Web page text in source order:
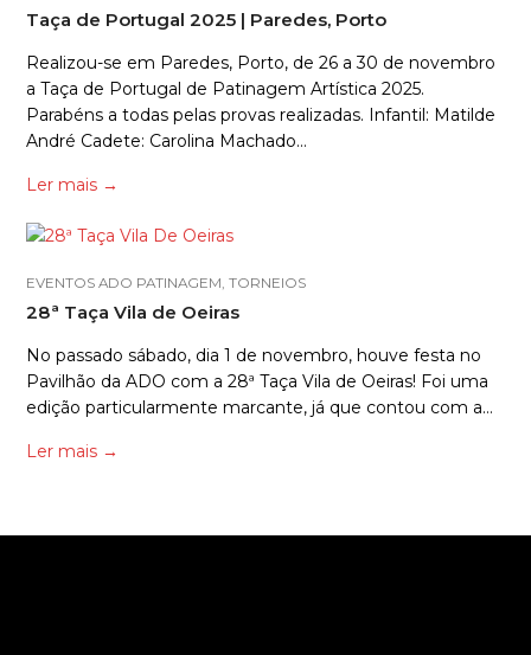
Taça de Portugal 2025 | Paredes, Porto
Realizou-se em Paredes, Porto, de 26 a 30 de novembro
a Taça de Portugal de Patinagem Artística 2025.
Parabéns a todas pelas provas realizadas. Infantil: Matilde
André Cadete: Carolina Machado…
Ler mais →
EVENTOS ADO PATINAGEM,TORNEIOS
28ª Taça Vila de Oeiras
No passado sábado, dia 1 de novembro, houve festa no
Pavilhão da ADO com a 28ª Taça Vila de Oeiras! Foi uma
edição particularmente marcante, já que contou com a…
Ler mais →